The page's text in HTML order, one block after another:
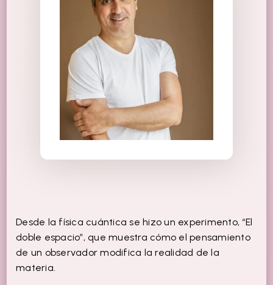
Desde la física cuántica se hizo un experimento, “El
doble espacio”, que muestra cómo el pensamiento
de un observador modifica la realidad de la
materia.